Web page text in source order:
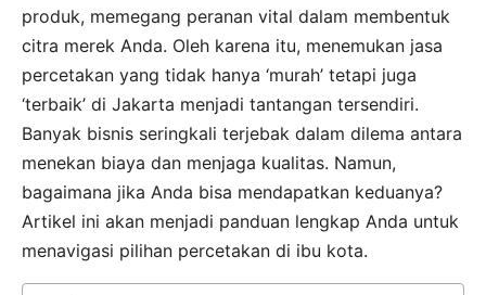
produk, memegang peranan vital dalam membentuk
citra merek Anda. Oleh karena itu, menemukan jasa
percetakan yang tidak hanya ‘murah’ tetapi juga
‘terbaik’ di Jakarta menjadi tantangan tersendiri.
Banyak bisnis seringkali terjebak dalam dilema antara
menekan biaya dan menjaga kualitas. Namun,
bagaimana jika Anda bisa mendapatkan keduanya?
Artikel ini akan menjadi panduan lengkap Anda untuk
menavigasi pilihan percetakan di ibu kota.